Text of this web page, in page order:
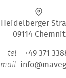
Heidelberger
09114
tel +49 371
mail